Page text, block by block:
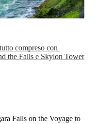
compreso con
the Falls e Skylon Tower
Falls on the Voyage to